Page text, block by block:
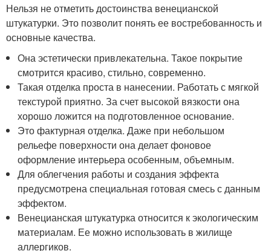
Нельзя не отметить достоинства венецианской
штукатурки. Это позволит понять ее востребованность и
основные качества.
Она эстетически привлекательна. Такое покрытие
смотрится красиво, стильно, современно.
Такая отделка проста в нанесении. Работать с мягкой
текстурой приятно. За счет высокой вязкости она
хорошо ложится на подготовленное основание.
Это фактурная отделка. Даже при небольшом
рельефе поверхности она делает фоновое
оформление интерьера особенным, объемным.
Для облегчения работы и создания эффекта
предусмотрена специальная готовая смесь с данным
эффектом.
Венецианская штукатурка относится к экологическим
материалам. Ее можно использовать в жилище
аллергиков.